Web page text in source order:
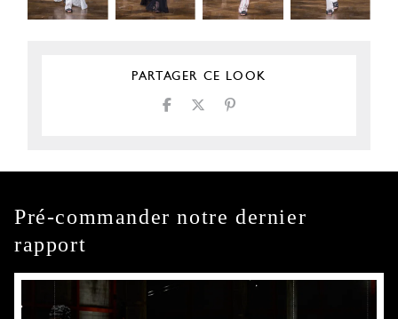
PARTAGER CE LOOK
Pré-commander notre dernier
rapport